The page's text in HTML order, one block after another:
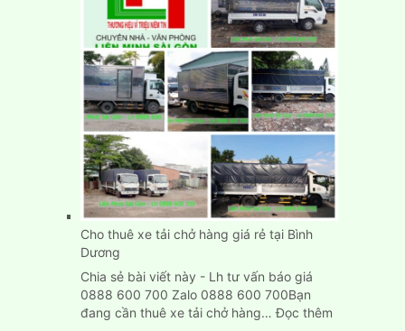
hàng
tại
Biên
Hòa
Đồng
Nai
Cho thuê xe tải chở hàng giá rẻ tại Bình
Dương
Chia sẻ bài viết này - Lh tư vấn báo giá
0888 600 700 Zalo 0888 600 700Bạn
đang cần thuê xe tải chở hàng…Đọc thêm: